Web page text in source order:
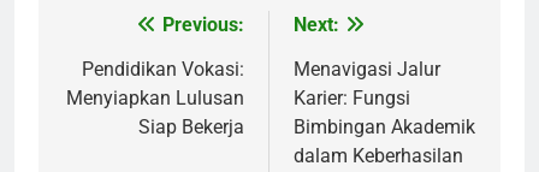
navigation
Previous:
Pendidikan Vokasi:
Menyiapkan Lulusan
Siap Bekerja
Next:
Menavigasi Jalur
Karier: Fungsi
Bimbingan Akademik
dalam Keberhasilan